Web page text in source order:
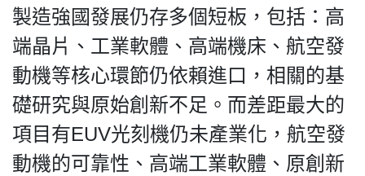
製造強國發展仍存多個短板，包括：高
端晶片、工業軟體、高端機床、航空發
動機等核心環節仍依賴進口，相關的基
礎研究與原始創新不足。而差距最大的
項目有EUV光刻機仍未產業化，航空發
動機的可靠性、高端工業軟體、原創新